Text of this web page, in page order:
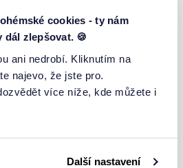
cookies - ty nám
dál zlepšovat. 🍪
ani nedrobí. Kliknutím na
najevo, že jste pro.
více níže, kde můžete i
Další nastavení
slovní zásoby
CELÝ KURZ